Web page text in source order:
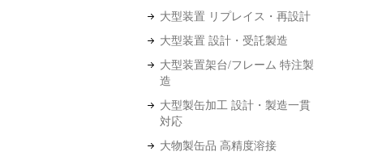
大型装置 リプレイス・再設計
大型装置 設計・受託製造
大型装置架台/フレーム 特注製
造
大型製缶加工 設計・製造一貫
対応
大物製缶品 高精度溶接